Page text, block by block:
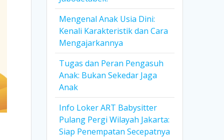
Mengenal Anak Usia Dini:
Kenali Karakteristik dan Cara
Mengajarkannya
Tugas dan Peran Pengasuh
Anak: Bukan Sekedar Jaga
Anak
Info Loker ART Babysitter
Pulang Pergi Wilayah Jakarta:
Siap Penempatan Secepatnya